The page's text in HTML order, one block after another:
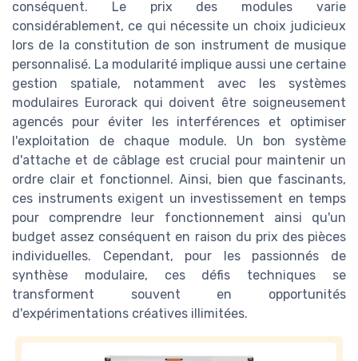
conséquent. Le prix des modules varie
considérablement, ce qui nécessite un choix judicieux
lors de la constitution de son instrument de musique
personnalisé. La modularité implique aussi une certaine
gestion spatiale, notamment avec les systèmes
modulaires Eurorack qui doivent être soigneusement
agencés pour éviter les interférences et optimiser
l'exploitation de chaque module. Un bon système
d'attache et de câblage est crucial pour maintenir un
ordre clair et fonctionnel. Ainsi, bien que fascinants,
ces instruments exigent un investissement en temps
pour comprendre leur fonctionnement ainsi qu'un
budget assez conséquent en raison du prix des pièces
individuelles. Cependant, pour les passionnés de
synthèse modulaire, ces défis techniques se
transforment souvent en opportunités
d'expérimentations créatives illimitées.